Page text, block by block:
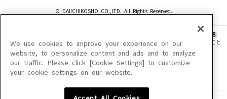
© DAIICHIKOSHO CO.,LTD. All Rights Reserved.
このサイトに掲載されている一切の文章・画像・写真・動画・音声等を、手段や形態
を問わず、著作権法の定める範囲を超えて無断で複製、転載、ファイル化などすること
を禁じます。
楽曲及びコンテンツは、機種によりご利用いただけない場合があります。
楽曲及びコンテンツの配信日、配信内容が変更になる場合があります。
We use cookies to improve your experience on our
website, to personalize content and ads and to analyze
our traffic. Please click [Cookie Settings] to customize
your cookie settings on our website.